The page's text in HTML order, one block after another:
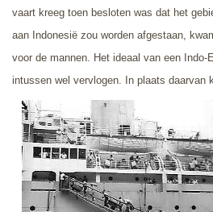
vaart kreeg toen besloten was dat het
aan Indonesië zou worden afgestaan,
voor de mannen. Het ideaal van een Indo-
intussen wel vervlogen. In plaats daarvan